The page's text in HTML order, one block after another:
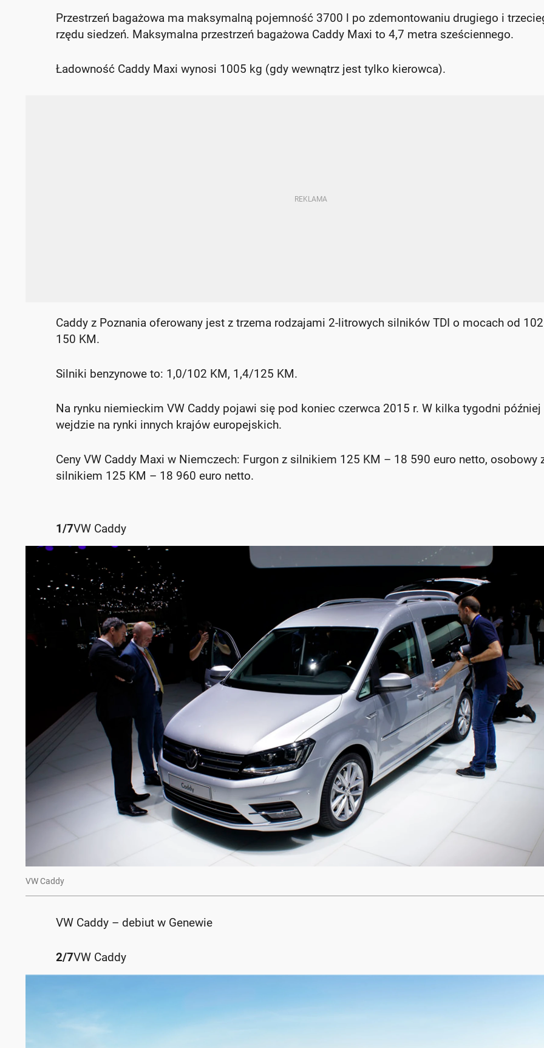
Przestrzeń bagażowa ma maksymalną pojemność 3700 l po zdemontowaniu drugiego i
rzędu siedzeń. Maksymalna przestrzeń bagażowa Caddy Maxi to 4,7 metra sześciennego.
Ładowność Caddy Maxi wynosi 1005 kg (gdy wewnątrz jest tylko kierowca).
Caddy z Poznania oferowany jest z trzema rodzajami 2-litrowych silników TDI o mocach od
150 KM.
Silniki benzynowe to: 1,0/102 KM, 1,4/125 KM.
Na rynku niemieckim VW Caddy pojawi się pod koniec czerwca 2015 r. W kilka tygodni później
wejdzie na rynki innych krajów europejskich.
Ceny VW Caddy Maxi w Niemczech: Furgon z silnikiem 125 KM – 18 590 euro netto, osobowy
silnikiem 125 KM – 18 960 euro netto.
1/7VW Caddy
VW Caddy
VW Caddy – debiut w Genewie
2/7VW Caddy